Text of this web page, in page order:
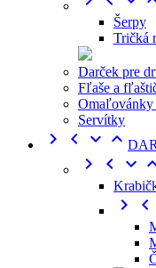
Šerpy
Tričká
Darček pre
Fľaše a
Omaľovánky
Servítky
   
  
 